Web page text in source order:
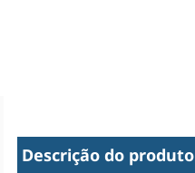
Descrição do produto